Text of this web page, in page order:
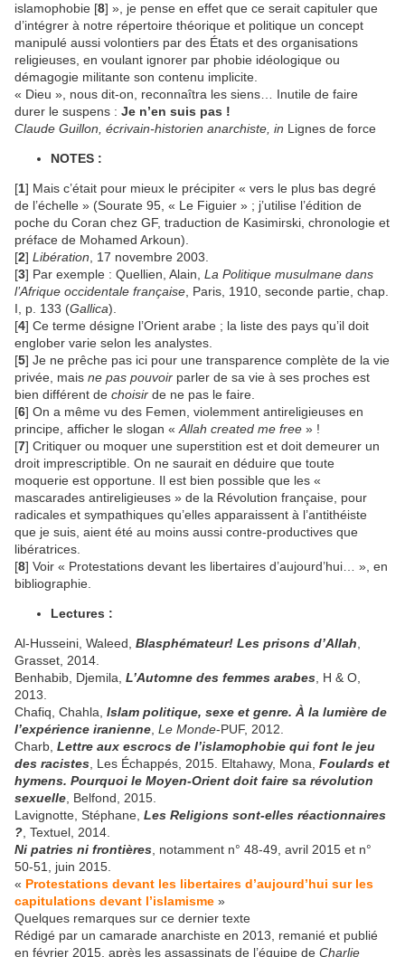
islamophobie [8] », je pense en effet que ce serait capituler que
d’intégrer à notre répertoire théorique et politique un concept
manipulé aussi volontiers par des États et des organisations
religieuses, en voulant ignorer par phobie idéologique ou
démagogie militante son contenu implicite.
« Dieu », nous dit-on, reconnaîtra les siens… Inutile de faire
durer le suspens : Je n’en suis pas !
Claude Guillon, écrivain-historien anarchiste, in Lignes de force
NOTES :
[1] Mais c’était pour mieux le précipiter « vers le plus bas degré
de l’échelle » (Sourate 95, « Le Figuier » ; j’utilise l’édition de
poche du Coran chez GF, traduction de Kasimirski, chronologie et
préface de Mohamed Arkoun).
[2] Libération , 17 novembre 2003.
[3] Par exemple : Quellien, Alain, La Politique musulmane dans
l’Afrique occidentale française , Paris, 1910, seconde partie, chap.
I, p. 133 (Gallica).
[4] Ce terme désigne l’Orient arabe ; la liste des pays qu’il doit
englober varie selon les analystes.
[5] Je ne prêche pas ici pour une transparence complète de la vie
privée, mais ne pas pouvoir parler de sa vie à ses proches est
bien différent de choisir de ne pas le faire.
[6] On a même vu des Femen, violemment antireligieuses en
principe, afficher le slogan « Allah created me free » !
[7] Critiquer ou moquer une superstition est et doit demeurer un
droit imprescriptible. On ne saurait en déduire que toute
moquerie est opportune. Il est bien possible que les «
mascarades antireligieuses » de la Révolution française, pour
radicales et sympathiques qu’elles apparaissent à l’antithéiste
que je suis, aient été au moins aussi contre-productives que
libératrices.
[8] Voir « Protestations devant les libertaires d’aujourd’hui… », en
bibliographie.
Lectures :
Al-Husseini, Waleed, Blasphémateur! Les prisons d’Allah
Grasset, 2014.
Benhabib, Djemila, L’Automne des femmes arabes , H & O,
2013.
Chafiq, Chahla, Islam politique, sexe et genre. À la lumière de
l’expérience iranienne Le Monde-PUF, 2012.
Charb, Lettre aux escrocs de l’islamophobie qui font le jeu
des racistes , Les Échappés, 2015. Eltahawy, Mona, Foulards et
hymens. Pourquoi le Moyen-Orient doit faire sa révolution
sexuelle , Belfond, 2015.
Lavignotte, Stéphane, Les Religions sont-elles réactionnaires
? , Textuel, 2014.
Ni patries ni frontières , notamment n° 48-49, avril 2015 et n°
50-51, juin 2015.
« Protestations devant les libertaires d’aujourd’hui sur les
capitulations devant l’islamisme »
Quelques remarques sur ce dernier texte
Rédigé par un camarade anarchiste en 2013, remanié et publié
en février 2015, après les assassinats de l’équipe de Charlie